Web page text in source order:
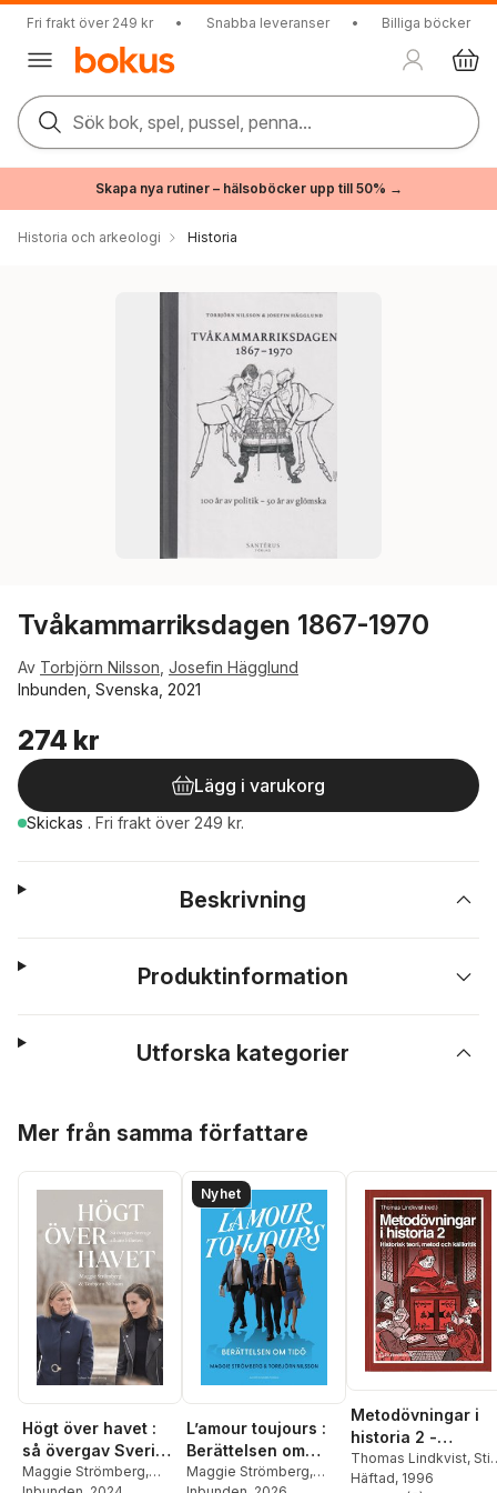
Fri frakt över 249 kr • Snabba leveranser • Billiga böcker
Sök bok, spel, pussel, penna...
Skapa nya rutiner – hälsoböcker upp till 50% →
Historia och arkeologi Historia
Tvåkammarriksdagen 1867-1970
Av Torbjörn Nilsson Josefin Hägglund
Inbunden, Svenska, 2021
274 kr
Lägg i varukorg
Skickas . Fri frakt över 249 kr.
Beskrivning
Produktinformation
Utforska kategorier
Mer från samma författare
Högt över havet :
så övergav Sverige
alliansfriheten
Maggie Strömberg,
Nyhet
L’amour toujours :
Berättelsen om
Tidö
Maggie Strömberg,
Metodövningar i
historia 2 -
Historisk teori,
metod och
Thomas Lindkvist,
Ekman, Torbjörn
Häftad, 1996